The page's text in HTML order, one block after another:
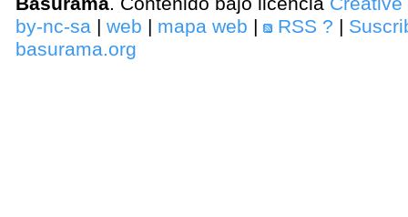
by-nc-sa | web | mapa web | RSS ? |
basurama.org